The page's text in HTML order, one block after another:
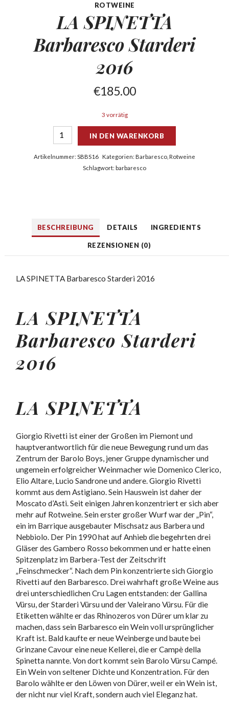
ROTWEINE
LA SPINETTA
BarbarescoStarderi
2016
€185.00
3 vorrätig
IN DEN WARENKORB
Artikelnummer: SBBS16 Kategorien:Barbaresco ,Rotweine
Schlagwort: barbaresco
BESCHREIBUNG DETAILS INGREDIENTS
REZENSIONEN (0)
LA SPINETTA Barbaresco Starderi 2016
LA SPINETTA
Barbaresco Starderi
2016
LA SPINETTA
Giorgio Rivetti ist einer der Großen im Piemont und
hauptverantwortlich für die neue Bewegung rund um das
Zentrum der Barolo Boys, jener Gruppe dynamischer und
ungemein erfolgreicher Weinmacher wie Domenico Clerico,
Elio Altare, Lucio Sandrone und andere. Giorgio Rivetti
kommt aus dem Astigiano. Sein Hauswein ist daher der
Moscato d’Asti. Seit einigen Jahren konzentriert er sich aber
mehr auf Rotweine. Sein erster großer Wurf war der „Pin“,
ein im Barrique ausgebauter Mischsatz aus Barbera und
Nebbiolo. Der Pin 1990 hat auf Anhieb die begehrten drei
Gläser des Gambero Rosso bekommen und er hatte einen
Spitzenplatz im Barbera-Test der Zeitschrift
„Feinschmecker“. Nach dem Pin konzentrierte sich Giorgio
Rivetti auf den Barbaresco. Drei wahrhaft große Weine aus
drei unterschiedlichen Cru Lagen entstanden: der Gallina
Vürsu, der Starderi Vürsu und der Valeirano Vürsu. Für die
Etiketten wählte er das Rhinozeros von Dürer um klar zu
machen, dass sein Barbaresco ein Wein voll ursprünglicher
Kraft ist. Bald kaufte er neue Weinberge und baute bei
Grinzane Cavour eine neue Kellerei, die er Campè della
Spinetta nannte. Von dort kommt sein Barolo Vürsu Campé.
Ein Wein von seltener Dichte und Konzentration. Für den
Barolo wählte er den Löwen von Dürer, weil er ein Wein ist,
der nicht nur viel Kraft, sondern auch viel Eleganz hat.